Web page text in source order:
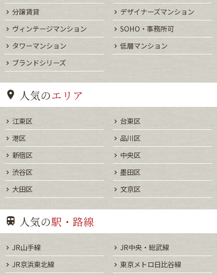
分譲賃貸
デザイナーズマンション
ヴィンテージマンション
SOHO・事務所可
タワーマンション
低層マンション
ブランドシリーズ
人気のエリア
江東区
台東区
港区
品川区
新宿区
中央区
渋谷区
墨田区
大田区
文京区
人気の駅・路線
JR山手線
JR中央・総武線
JR京浜東北線
東京メトロ日比谷線